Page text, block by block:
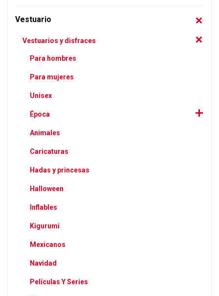
Vestuario
Vestuarios y disfraces
Para hombres
Para mujeres
Unisex
Época
Animales
Caricaturas
Hadas y princesas
Halloween
Inflables
Kigurumi
Mexicanos
Navidad
Películas Y Series